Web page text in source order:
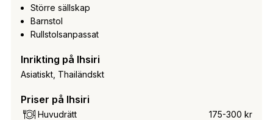
Större sällskap
Barnstol
Rullstolsanpassat
Inrikting på Ihsiri
Asiatiskt, Thailändskt
Priser på Ihsiri
Huvudrätt
175-300 kr